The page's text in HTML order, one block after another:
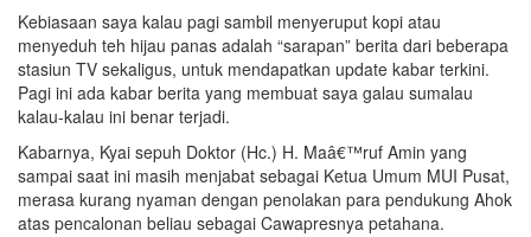
Kebiasaan saya kalau pagi sambil menyeruput kopi atau
menyeduh teh hijau panas adalah “sarapan” berita dari beberapa
stasiun TV sekaligus, untuk mendapatkan update kabar terkini.
Pagi ini ada kabar berita yang membuat saya galau sumalau
kalau-kalau ini benar terjadi.
Kabarnya, Kyai sepuh Doktor (Hc.) H. Maâ€™ruf Amin yang
sampai saat ini masih menjabat sebagai Ketua Umum MUI Pusat,
merasa kurang nyaman dengan penolakan para pendukung Ahok
atas pencalonan beliau sebagai Cawapresnya petahana.